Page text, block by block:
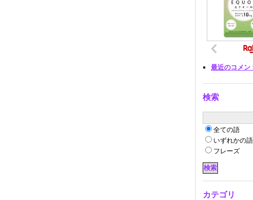
最近のコメン
検索
全ての語
いずれかの語
フレーズ
カテゴリ